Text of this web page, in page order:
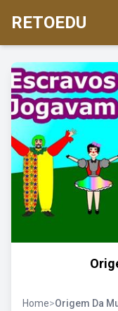
RETOEDU
Home>Origem Da